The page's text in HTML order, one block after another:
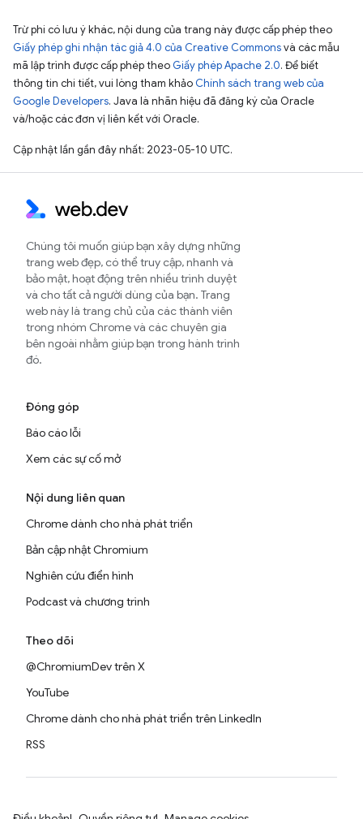
Trừ phi có lưu ý khác, nội dung của trang này được cấp phép theo
Giấy phép ghi nhận tác giả 4.0 của Creative Commonsvà các mẫu
mã lập trình được cấp phép theo Giấy phép Apache 2.0. Để biết
thông tin chi tiết, vui lòng tham khảo Chính sách trang web của
Google Developers. Java là nhãn hiệu đã đăng ký của Oracle
và/hoặc các đơn vị liên kết với Oracle.
Cập nhật lần gần đây nhất: 2023-05-10 UTC.
Chúng tôi muốn giúp bạn xây dựng những
trang web đẹp, có thể truy cập, nhanh và
bảo mật, hoạt động trên nhiều trình duyệt
và cho tất cả người dùng của bạn. Trang
web này là trang chủ của các thành viên
trong nhóm Chrome và các chuyên gia
bên ngoài nhằm giúp bạn trong hành trình
đó.
Đóng góp
Báo cáo lỗi
Xem các sự cố mở
Nội dung liên quan
Chrome dành cho nhà phát triển
Bản cập nhật Chromium
Nghiên cứu điển hình
Podcast và chương trình
Theo dõi
@ChromiumDev trên X
YouTube
Chrome dành cho nhà phát triển trên LinkedIn
RSS